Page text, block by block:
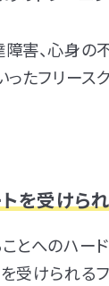
害、心身の
ったフリース
を受けら
とへのハー
受けられる